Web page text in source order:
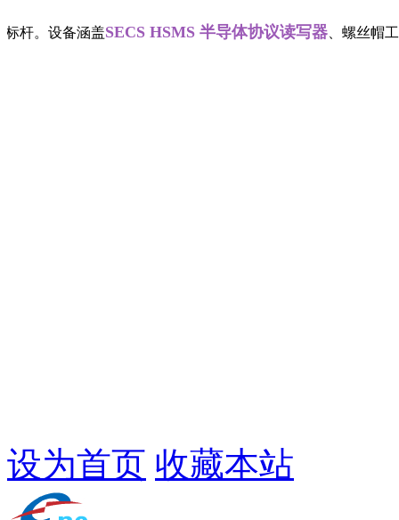
设备涵盖SECS HSMS 半导体协议读写器、螺丝帽工业读
设为首页 收藏本站